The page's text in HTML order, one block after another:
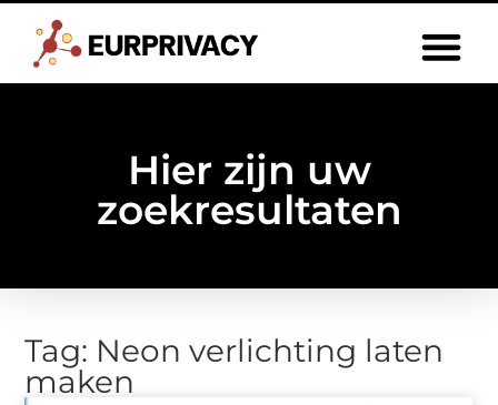
Hier zijn uw
zoekresultaten
Tag: Neon verlichting laten
maken